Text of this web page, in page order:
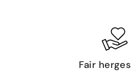
Fair